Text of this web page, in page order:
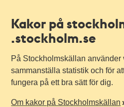
Kakor på
.stockholm.se
På Stockholmskällan använder
sammanställa statistik och för
fungera på ett bra sätt för dig.
Om kakor på Stockholmskällan